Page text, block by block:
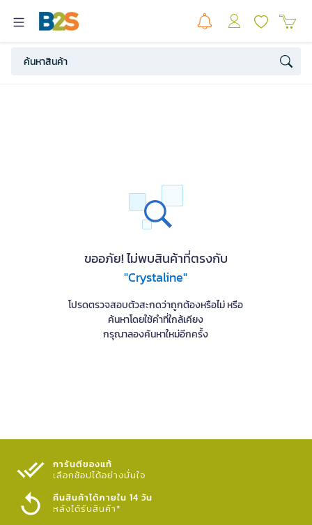
ขออภัย! ไม่พบสินค้าที่ตรงกับ
"Crystaline"
โปรดตรวจสอบตัวสะกดว่าถูกต้องหรือไม่ หรือ
ค้นหาโดยใช้คำที่ใกล้เคียง
กรุณาลองค้นหาใหม่อีกครั้ง
การันตีของแท้
เลือกช้อปได้อย่างมั่นใจ​
คืนสินค้าได้ภายใน 14 วัน
หลังได้รับสินค้า*